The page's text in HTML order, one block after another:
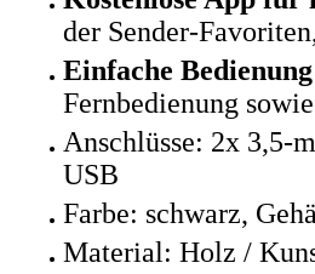
der Sender-
Einfache Bedienung
Fernbedienung
Anschlüsse: 2x 3,5-
USB
Farbe: schwarz,
Material: Holz /